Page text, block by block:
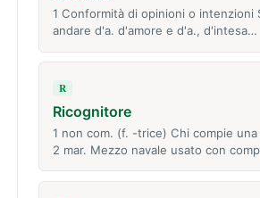
1 Conformità di opinioni o intenzioni
andare d'a. d'amore e d'a., d'intesa…
R
Ricognitore
1 non com. (f. -trice) Chi compie
2 mar. Mezzo navale usato con